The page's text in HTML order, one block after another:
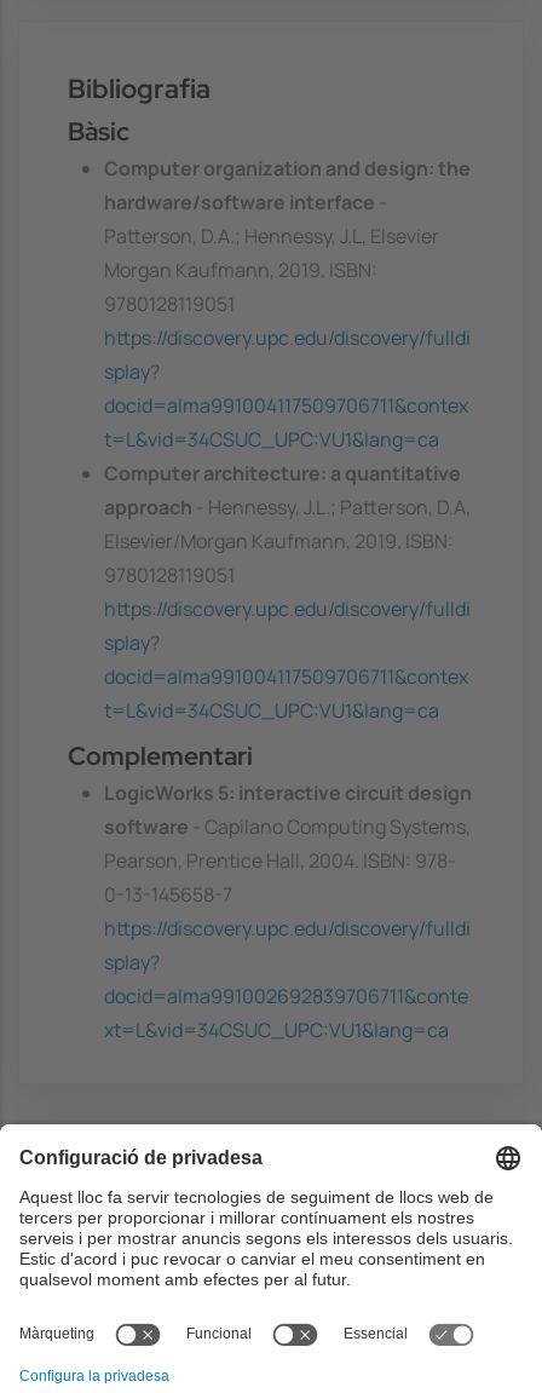
Bibliografia
Bàsic
Computer organization and design: the
hardware/software interface
Patterson, D.A.; Hennessy, J.L, Elsevier
Morgan Kaufmann, 2019. ISBN:
9780128119051
https://discovery.upc.edu/discovery/fulldi
splay?
docid=alma991004117509706711&contex
t=L&vid=34CSUC_UPC:VU1&lang=ca
Computer architecture: a quantitative
approach
- Hennessy, J.L.; Patterson, D.A,
Elsevier/Morgan Kaufmann, 2019. ISBN:
9780128119051
https://discovery.upc.edu/discovery/fulldi
splay?
docid=alma991004117509706711&contex
t=L&vid=34CSUC_UPC:VU1&lang=ca
Complementari
LogicWorks 5: interactive circuit design
software
- Capilano Computing Systems,
Pearson, Prentice Hall, 2004. ISBN: 978-
0-13-145658-7
https://discovery.upc.edu/discovery/fulldi
splay?
docid=alma991002692839706711&conte
xt=L&vid=34CSUC_UPC:VU1&lang=ca
Capacitats prèvies
Circuits lògics combinacionals i seqüencials.
Funcionament d'un computador:
components i interconnexions.
Llenguatge màquina: programació i